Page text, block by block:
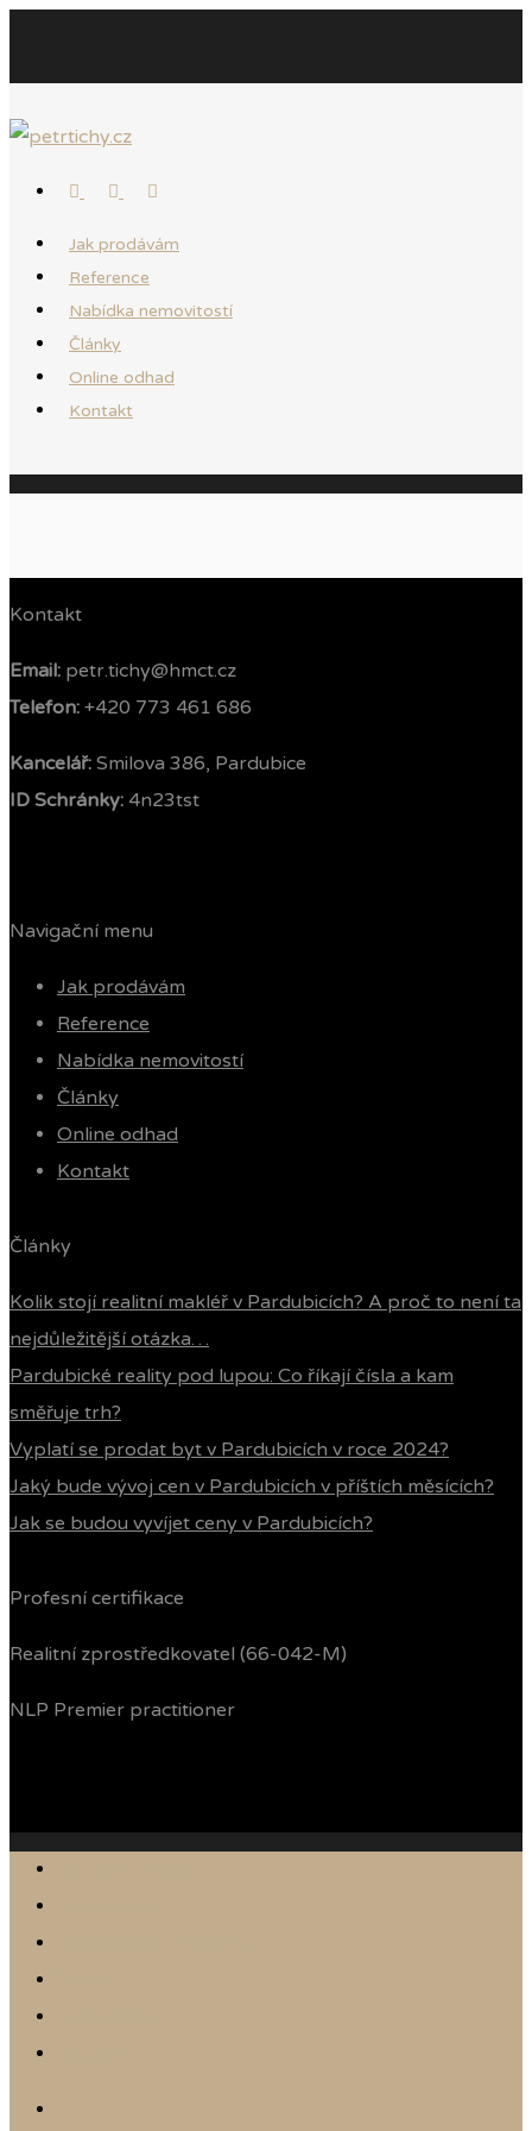
Jak prodávám
Reference
Nabídka nemovitostí
Články
Online odhad
Kontakt
Kontakt
Email: petr.tichy@hmct.cz
Telefon: ‭ +420 773 461 686‬
Kancelář: Smilova 386, Pardubice
ID Schránky: 4n23tst
Navigační menu
Jak prodávám
Reference
Nabídka nemovitostí
Články
Online odhad
Kontakt
Články
Kolik stojí realitní makléř v Pardubicích? A proč to není ta
nejdůležitější otázka…
Pardubické reality pod lupou: Co říkají čísla a kam
směřuje trh?
Vyplatí se prodat byt v Pardubicích v roce 2024?
Jaký bude vývoj cen v Pardubicích v příštích měsících?
Jak se budou vyvíjet ceny v Pardubicích?
Profesní certifikace
Realitní zprostředkovatel (66-042-M)
NLP Premier practitioner